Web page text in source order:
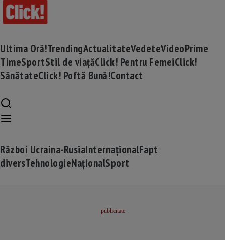
Ultima Oră!TrendingActualitateVedeteVideoPrime
TimeSportStil de viațăClick! Pentru FemeiClick!
SănătateClick! Poftă Bună!Contact
Război Ucraina-RusiaInternaționalFapt
diversTehnologieNaționalSport